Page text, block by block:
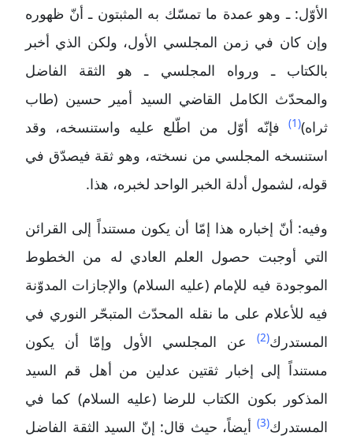
الأوّل: ـ وهو عمدة ما تمسّك به المثبتون ـ أنّ ظهوره
وإن كان في زمن المجلسي الأول، ولكن الذي أخبر
بالكتاب ـ ورواه المجلسي ـ هو الثقة الفاضل
والمحدّث الكامل القاضي السيد أمير حسين (طاب
ثراه)(1)
فإنّه أوّل من اطّلع عليه واستنسخه، وقد
استنسخه المجلسي من نسخته، وهو ثقة فيصدّق في
قوله، لشمول أدلة الخبر الواحد لخبره، هذا.
وفيه: أنّ إخباره هذا إمّا أن يكون مستنداً إلى القرائن
التي أوجبت حصول العلم العادي له من الخطوط
الموجودة فيه للإمام (عليه السلام) والإجازات المدوّنة
فيه للأعلام على ما نقله المحدّث المتبحّر النوري في
المستدرك(2)
عن المجلسي الأول وإمّا أن يكون
مستنداً إلى إخبار ثقتين عدلين من أهل قم السيد
المذكور بكون الكتاب للرضا (عليه السلام) كما في
المستدرك(3)
أيضاً، حيث قال: إنّ السيد الثقة الفاضل